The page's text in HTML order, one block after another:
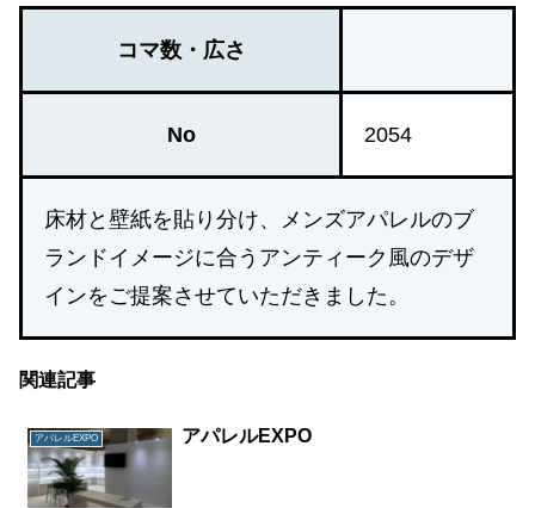
コマ数・広さ
No 2054
床材と壁紙を貼り分け、メンズアパレルのブ
ランドイメージに合うアンティーク風のデザ
インをご提案させていただきました。
関連記事
アパレルEXPO アパレルEXPO